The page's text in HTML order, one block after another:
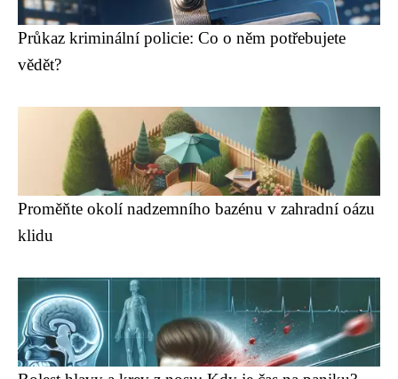
Průkaz kriminální policie: Co o něm potřebujete
vědět?
Proměňte okolí nadzemního bazénu v zahradní oázu
klidu